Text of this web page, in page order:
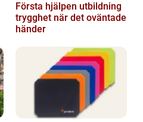
Första hjälpen utbildning
trygghet när det oväntade
händer